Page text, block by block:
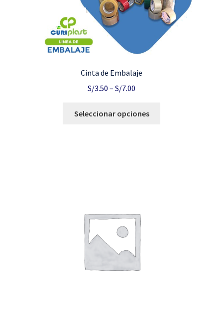
Cinta de Embalaje
S/3.50 – S/7.00
Seleccionar opciones